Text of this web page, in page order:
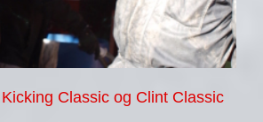
Classic og Clint Classic